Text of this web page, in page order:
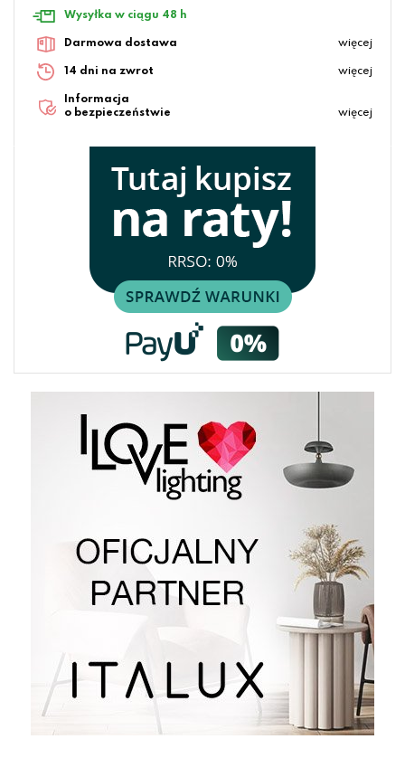
Wysyłka w ciągu 48 h
Darmowa dostawa więcej
14 dni na zwrot więcej
Informacja
o bezpieczeństwie
więcej